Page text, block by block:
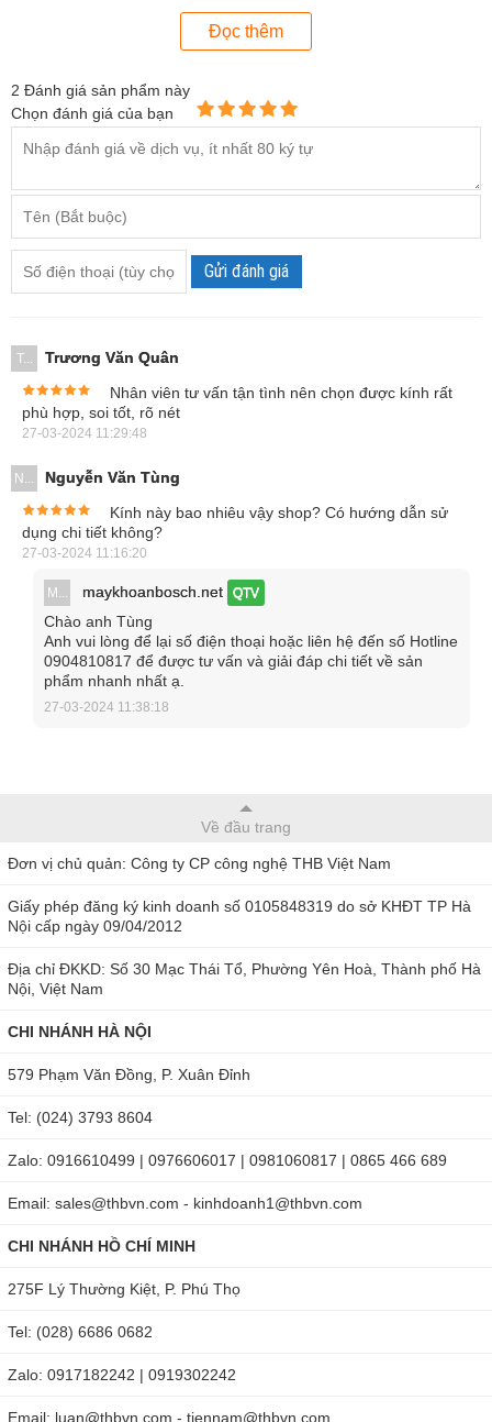
Thiết kế bền chắc của kính hiển vi soi nổi Nikon SMZ745
quả. Kính hiển vi Nikon SMZ745 cũng dễ sử dụng với các
bộ phận như bàn đế, chân đế, nút nâng hạ thị kính, nút thu
phóng. Đặc biệt, thiết kế vật kính, thị kính và hệ truyền
hiệu quả soi chiếu và tuổi thọ của vật kính.
Kính có khả năng chống ẩm tốt với thị kính và vật kính
Kính hiển vi Nikon SMZ745 cao cấp có khả năng chống bụi,
chịu ẩm tốt. Người dùng có thể dễ dàng điều chỉnh độ to
nhỏ và rõ nét giúp quan sát được chính xác nhất.
Khả năng quan sát của kính hiển vi soi nổi
Nikon SMZ745
Nikon SMZ745 thuộc dòngkính hiển vi soi nổi
hình ảnh hiển thị sắc nét kết hợp với chiều sâu và độ tương
phản cao giúp dễ dàng phát hiện các điểm bất thường.
Đọc thêm
2 Đánh giá sản phẩm này
Chọn đánh giá của bạn
Gửi đánh giá
T...
Trương Văn Quân
Nhân viên tư vấn tận tình nên chọn được kính rất
phù hợp, soi tốt, rõ nét
27-03-2024 11:29:48
N...
Nguyễn Văn Tùng
Kính này bao nhiêu vậy shop? Có hướng dẫn sử
dụng chi tiết không?
27-03-2024 11:16:20
M... maykhoanbosch.net QTV
Chào anh Tùng
Anh vui lòng để lại số điện thoại hoặc liên hệ đến số Hotline
0904810817 để được tư vấn và giải đáp chi tiết về sản
phẩm nhanh nhất ạ.
27-03-2024 11:38:18
Về đầu trang
Đơn vị chủ quản: Công ty CP công nghệ THB Việt Nam
Giấy phép đăng ký kinh doanh số 0105848319 do sở KHĐT TP Hà
Nội cấp ngày 09/04/2012
Địa chỉ ĐKKD: Số 30 Mạc Thái Tổ, Phường Yên Hoà, Thành phố Hà
Nội, Việt Nam
CHI NHÁNH HÀ NỘI
579 Phạm Văn Đồng, P. Xuân Đỉnh
Tel: (024) 3793 8604
Zalo: 0916610499 | 0976606017 | 0981060817 | 0865 466 689
Email: sales@thbvn.com - kinhdoanh1@thbvn.com
CHI NHÁNH HỒ CHÍ MINH
275F Lý Thường Kiệt, P. Phú Thọ
Tel: (028) 6686 0682
Zalo: 0917182242 | 0919302242
Email: luan@thbvn.com - tiennam@thbvn.com